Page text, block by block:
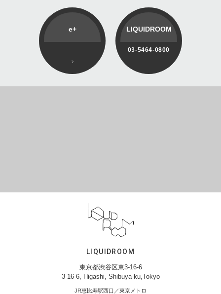
e+ LIQUIDROOM
03-5464-0800
LIQUIDROOM
東京都渋谷区東3-16-6
3-16-6, Higashi, Shibuya-ku,Tokyo
JR恵比寿駅西口／東京メトロ